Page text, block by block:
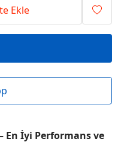
Ekle
En İyi Performans ve